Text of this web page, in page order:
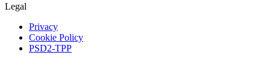
Legal
Privacy
Cookie Policy
PSD2-TPP